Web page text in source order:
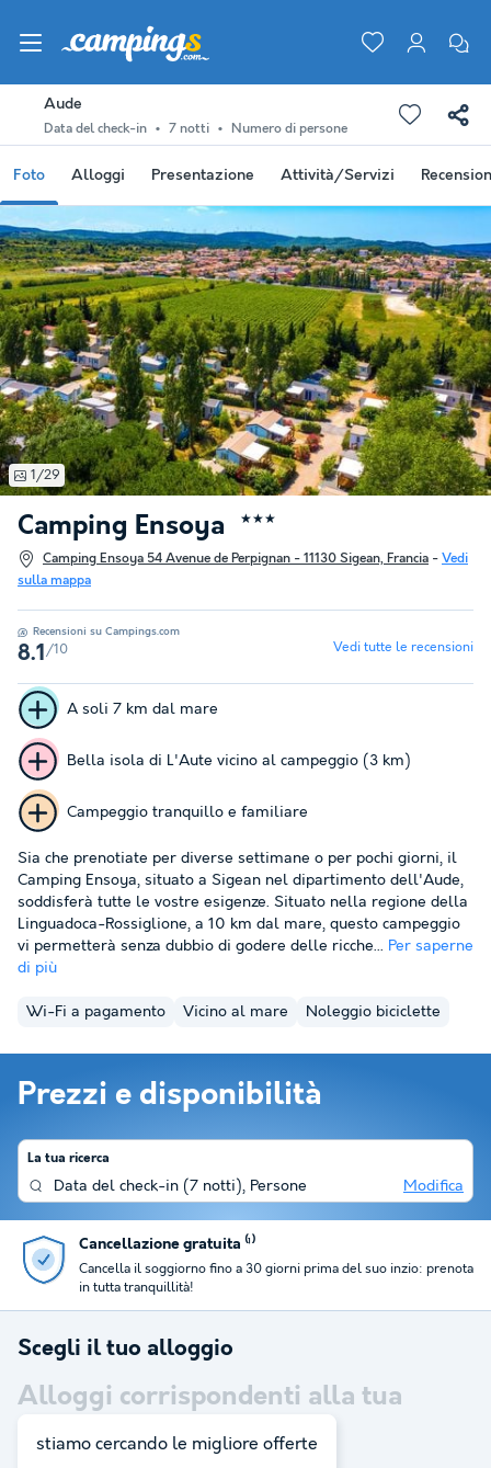
Aude
Data del check-in 7 notti Numero di persone
Foto Alloggi Presentazione Attività/Servizi
Camping Ensoya ★★★
Camping Ensoya 54 Avenue de Perpignan - 11130 Sigean, Francia - Vedi
sulla mappa
1/29
Recensioni su Campings.com
8.1 /10 Vedi tutte le recensioni
A soli 7 km dal mare
Bella isola di L'Aute vicino al campeggio (3 km)
Campeggio tranquillo e familiare
Sia che prenotiate per diverse settimane o per pochi giorni, il
Camping Ensoya, situato a Sigean nel dipartimento dell'Aude,
soddisferà tutte le vostre esigenze. Situato nella regione della
Linguadoca-Rossiglione, a 10 km dal mare, questo campeggio
vi permetterà senza dubbio di godere delle ricche... Per saperne
di più
Wi-Fi a pagamento Vicino al mare Noleggio biciclette
Prezzi e disponibilità
La tua ricerca
Data del check-in (7 notti), Persone Modifica
Recensito 4,5/5 su Trustpilot
Migliaia di viaggiatori soddisfatti si affidano a noi per il loro
soggiorni.
Scegli il tuo alloggio
Alloggi corrispondenti alla tua
ricerca:10
stiamo cercando le migliore offerte